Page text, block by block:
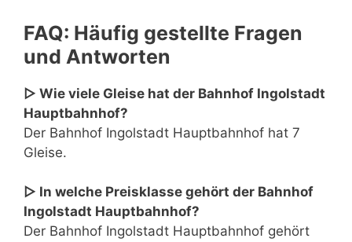
FAQ: Häufig gestellte Fragen
und Antworten
▷ Wie viele Gleise hat der Bahnhof Ingolstadt
Hauptbahnhof?
Der Bahnhof Ingolstadt Hauptbahnhof hat 7
Gleise.
▷ In welche Preisklasse gehört der Bahnhof
Ingolstadt Hauptbahnhof?
Der Bahnhof Ingolstadt Hauptbahnhof gehört